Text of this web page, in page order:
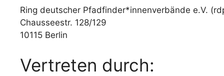
Ring deutscher Pfadfinder*innenverbände e.V.
Chausseestr. 128/129
10115 Berlin
Vertreten durch: